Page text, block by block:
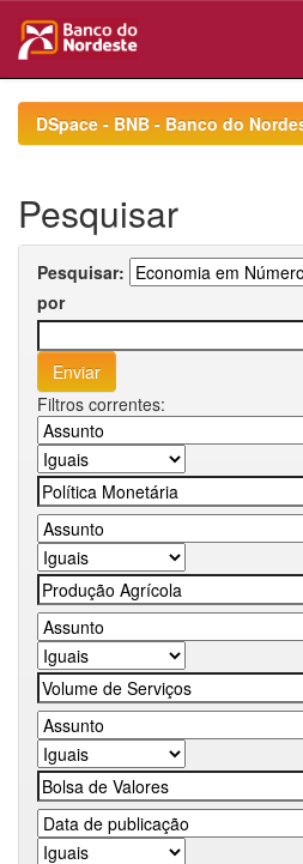
navigationDSpace - BNB - Banco do
Pesquisar
Pesquisar:
por
Filtros correntes: